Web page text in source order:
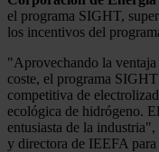
el programa SIGHT,
los incentivos del
"Aprovechando la
coste, el programa
competitiva de
ecológica de hidrógeno.
entusiasta de la industria",
y directora de IEEFA